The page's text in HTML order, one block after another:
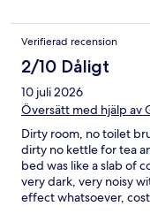
Verifierad recension
2/10 Dåligt
10 juli 2026
Översätt med hjälp av
Dirty room, no toilet
dirty no kettle for tea
bed was like a slab of
very dark, very noisy
effect whatsoever,